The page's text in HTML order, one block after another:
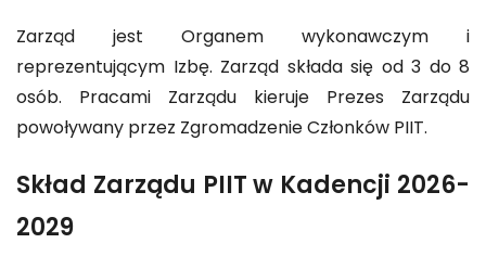
Zarząd jest Organem wykonawczym i
reprezentującym Izbę. Zarząd składa się od 3 do 8
osób. Pracami Zarządu kieruje Prezes Zarządu
powoływany przez Zgromadzenie Członków PIIT.
Skład Zarządu PIIT w Kadencji 2026-
2029